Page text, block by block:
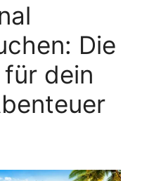
Die
dein